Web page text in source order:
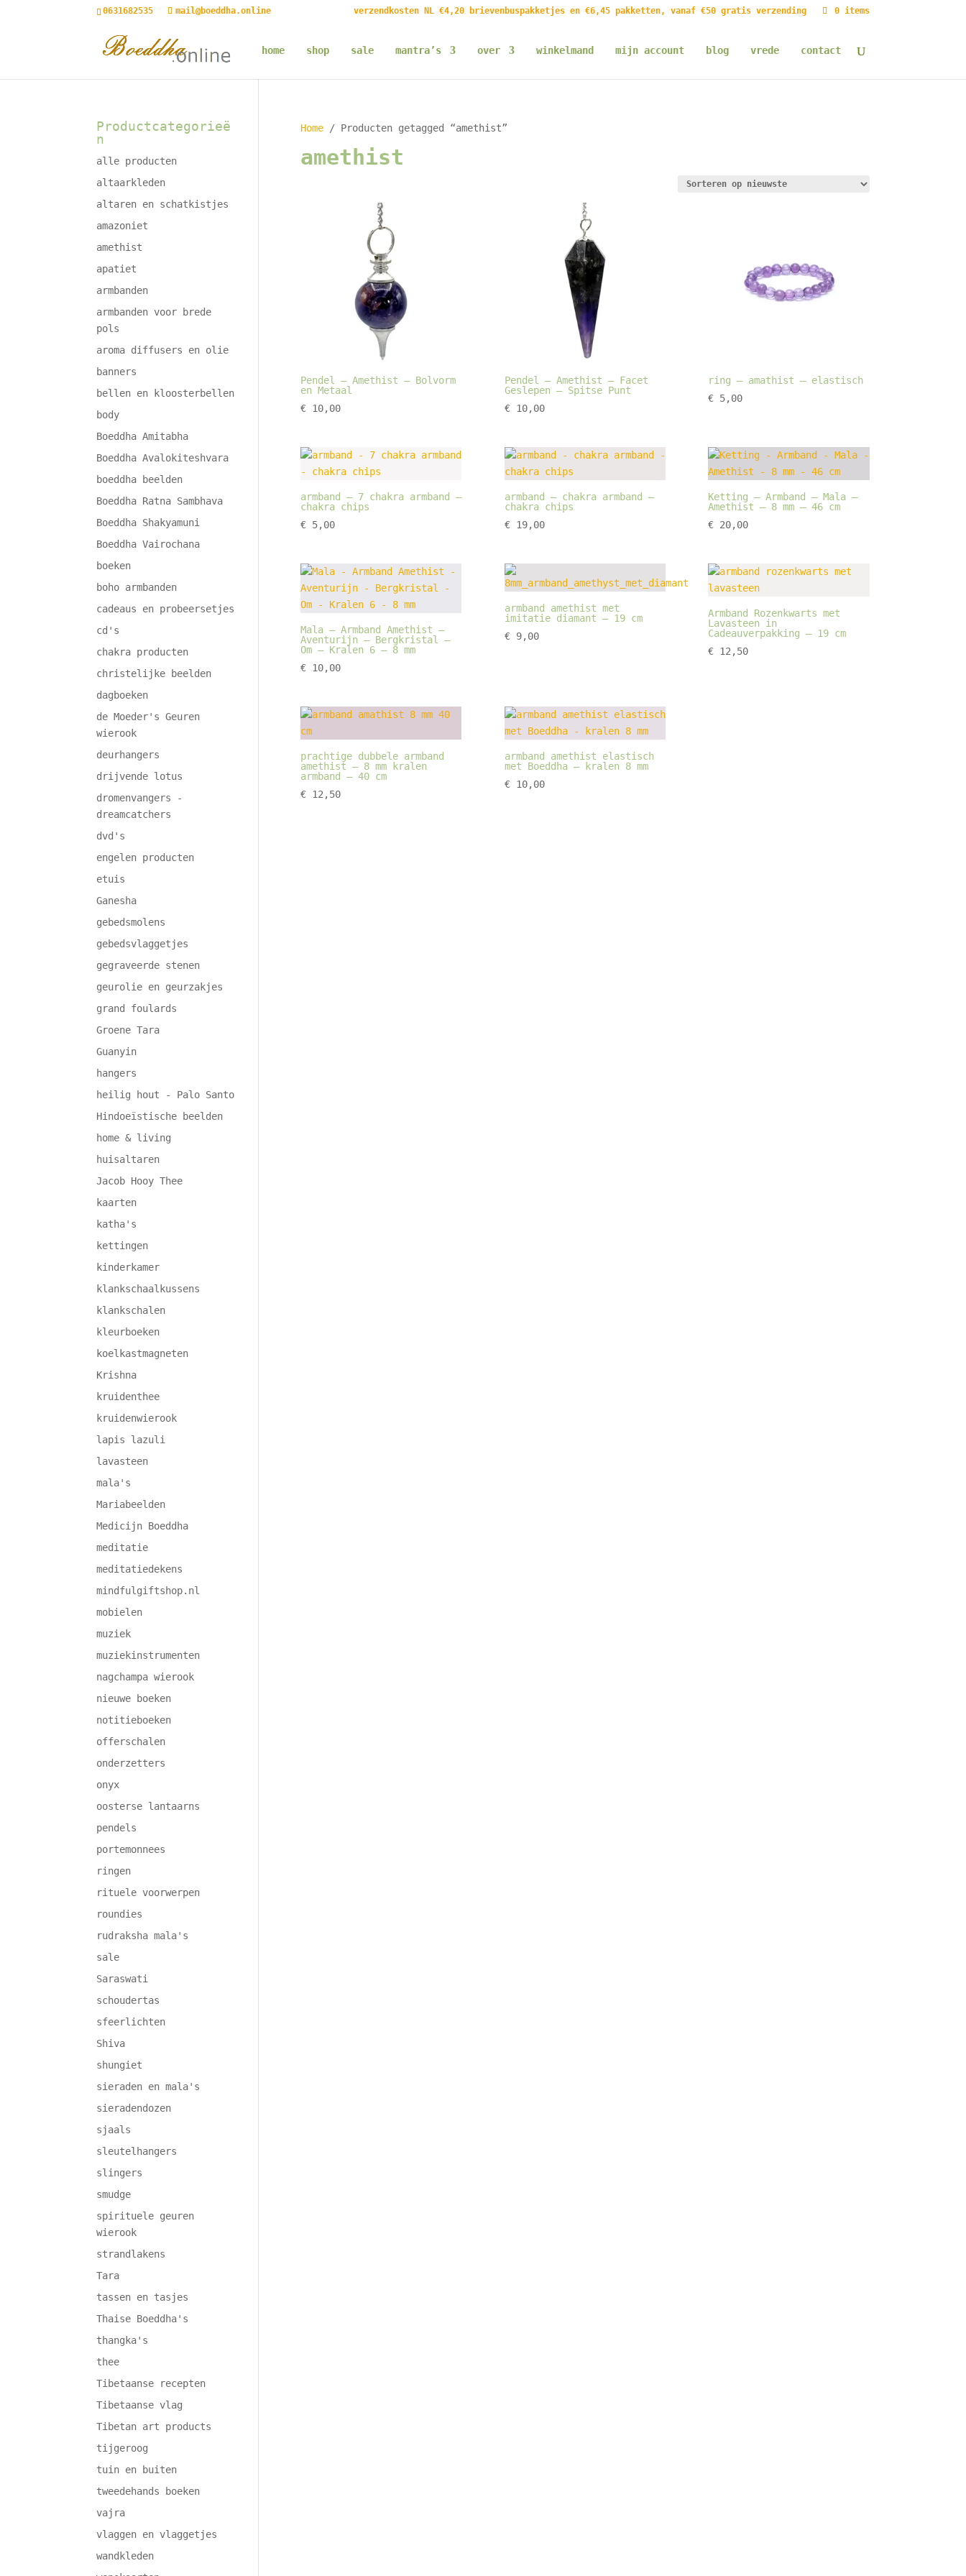
0631682535 mail@boeddha.online verzendkosten NL €4,20 brievenbuspakketjes en €6,45 pakketten, vanaf €50 gratis verzending 0 items
home shop sale mantra’s over winkelmand mijn account blog vrede contact
Home/ Producten getagged “amethist”
amethist
Pendel – Amethist – Bolvorm
en Metaal
€10,00
Pendel – Amethist – Facet
Geslepen – Spitse Punt
€10,00
ring – amathist – elastisch
€ 5,00
armband – 7 chakra armband –
chakra chips
€5,00
armband – chakra armband –
chakra chips
€19,00
Ketting – Armband – Mala –
Amethist – 8 mm – 46 cm
€ 20,00
Mala – Armband Amethist –
Aventurijn – Bergkristal –
Om – Kralen 6 – 8 mm
€10,00
armband amethist met
imitatie diamant – 19 cm
€9,00
Armband Rozenkwarts met
Lavasteen in
Cadeauverpakking – 19 cm
€ 12,50
prachtige dubbele armband
amethist – 8 mm kralen
armband – 40 cm
€12,50
armband amethist elastisch
met Boeddha – kralen 8 mm
€10,00
Productcategorieë
n
alle producten
altaarkleden
altaren en schatkistjes
amazoniet
amethist
apatiet
armbanden
armbanden voor brede
pols
aroma diffusers en olie
banners
bellen en kloosterbellen
body
Boeddha Amitabha
Boeddha Avalokiteshvara
boeddha beelden
Boeddha Ratna Sambhava
Boeddha Shakyamuni
Boeddha Vairochana
boeken
boho armbanden
cadeaus en probeersetjes
cd's
chakra producten
christelijke beelden
dagboeken
de Moeder's Geuren
wierook
deurhangers
drijvende lotus
dromenvangers -
dreamcatchers
dvd's
engelen producten
etuis
Ganesha
gebedsmolens
gebedsvlaggetjes
gegraveerde stenen
geurolie en geurzakjes
grand foulards
Groene Tara
Guanyin
hangers
heilig hout - Palo Santo
Hindoeïstische beelden
home & living
huisaltaren
Jacob Hooy Thee
kaarten
katha's
kettingen
kinderkamer
klankschaalkussens
klankschalen
kleurboeken
koelkastmagneten
Krishna
kruidenthee
kruidenwierook
lapis lazuli
lavasteen
mala's
Mariabeelden
Medicijn Boeddha
meditatie
meditatiedekens
mindfulgiftshop.nl
mobielen
muziek
muziekinstrumenten
nagchampa wierook
nieuwe boeken
notitieboeken
offerschalen
onderzetters
onyx
oosterse lantaarns
pendels
portemonnees
ringen
rituele voorwerpen
roundies
rudraksha mala's
sale
Saraswati
schoudertas
sfeerlichten
Shiva
shungiet
sieraden en mala's
sieradendozen
sjaals
sleutelhangers
slingers
smudge
spirituele geuren
wierook
strandlakens
Tara
tassen en tasjes
Thaise Boeddha's
thangka's
thee
Tibetaanse recepten
Tibetaanse vlag
Tibetan art products
tijgeroog
tuin en buiten
tweedehands boeken
vajra
vlaggen en vlaggetjes
wandkleden